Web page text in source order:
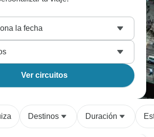
la fecha
Ver circuitos
Destinos Duración